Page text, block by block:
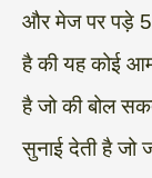
और मेज पर पड़े 5
है की यह कोई
है जो की बोल
सुनाई देती है जो